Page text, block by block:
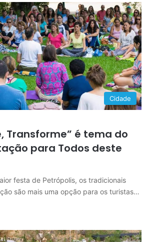
Cidade
Transforme” é tema do
para Todos deste
festa de Petrópolis, os tradicionais
são mais uma opção para os turistas…